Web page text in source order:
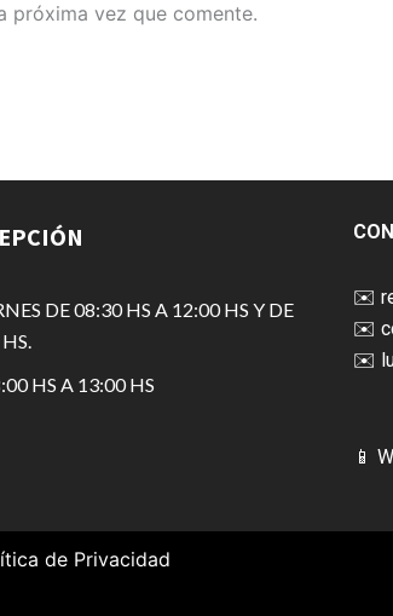
próxima vez que comente.
DE 08:30 HS A 12:00 HS Y DE
HS A 13:00 HS
✉️
✉️
✉️
📱
de Privacidad